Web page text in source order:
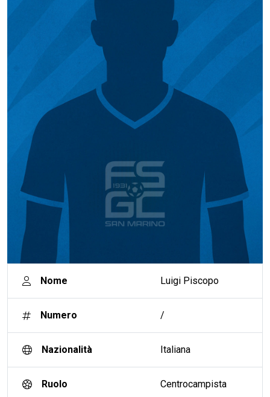
Nome Luigi Piscopo
Numero /
Nazionalità Italiana
Ruolo Centrocampista